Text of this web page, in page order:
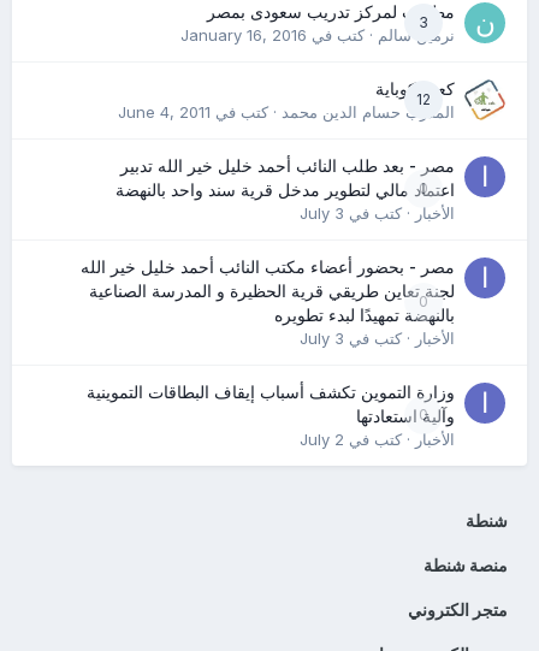
3
مطلوب لمركز تدريب سعودى بمصر
نرمين سالم· كتب في January 16, 2016
12
كعب كوباية
المدرب حسام الدين محمد· كتب في June 4, 2011
0
مصر - بعد طلب النائب أحمد خليل خير الله تدبير
اعتماد مالي لتطوير مدخل قرية سند واحد بالنهضة
الأخبار· كتب في July 3
0
مصر - بحضور أعضاء مكتب النائب أحمد خليل خير الله
لجنة تعاين طريقي قرية الحظيرة و المدرسة الصناعية
بالنهضة تمهيدًا لبدء تطويره
الأخبار· كتب في July 3
0
وزارة التموين تكشف أسباب إيقاف البطاقات التموينية
وآلية استعادتها
الأخبار· كتب في July 2
شنطة
منصة شنطة
متجر الكتروني